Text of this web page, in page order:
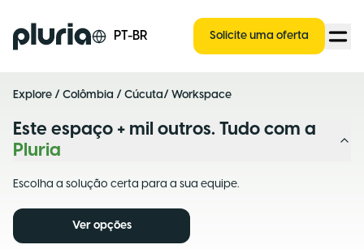
Logo Pluria PT-BR Solicite uma oferta
Explore / Colômbia / Cúcuta/ Workspace
Este espaço + mil outros. Tudo com a
Pluria
Escolha a solução certa para a sua equipe.
Ver opções